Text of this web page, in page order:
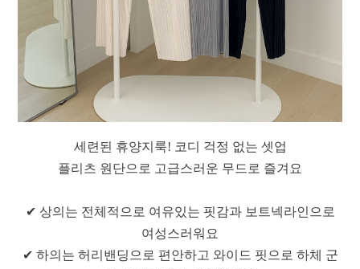
세련된 휴양지룩! 코디 걱정 없는 셋업
플리츠 원단으로 고급스러운 무드로 즐겨요
✔ 상의는 전체적으로 여유있는 핏감과 보트넥라인으로
여성스러워요
✔ 하의는 허리밴딩으로 편안하고 와이드 핏으로 하체 군